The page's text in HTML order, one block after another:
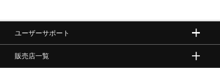
ユーザーサポート
販売店一覧